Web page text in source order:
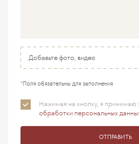
Добавьте фото, видео
*Поля обязательны для заполнения
Нажимая на кнопку, я принимаю
обработки персональных
ОТПРАВИТЬ